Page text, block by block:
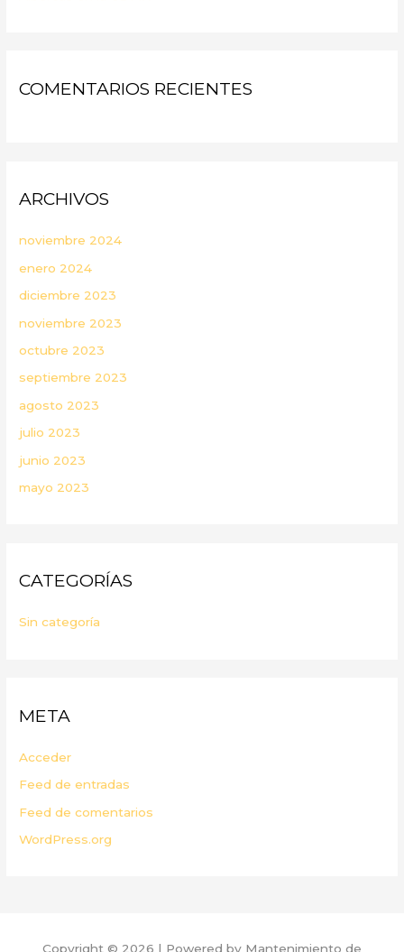
COMENTARIOS RECIENTES
ARCHIVOS
noviembre 2024
enero 2024
diciembre 2023
noviembre 2023
octubre 2023
septiembre 2023
agosto 2023
julio 2023
junio 2023
mayo 2023
CATEGORÍAS
Sin categoría
META
Acceder
Feed de entradas
Feed de comentarios
WordPress.org
Copyright © 2026 | Powered by Mantenimiento de